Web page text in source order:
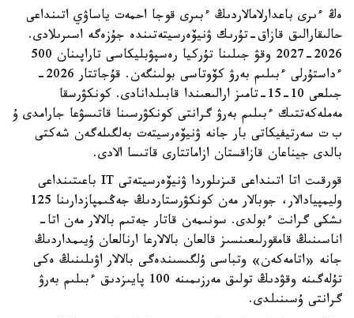
ەڭ ءىرى باعدارلامالاردىڭ ءبىرى قوجا احمەت ياساۋي اتىنداعى
حالىقارالىق قازاق-تۇرىك ۋنيۆەرسيتەتىندە جۇزەگە اسىرىلادى.
2026-2027 وقۋ جىلىنا تۇركيا رەسپۋبليكاسى تاراپىنان 500
ءداستۇرلى ءبىلىم بەرۋ كۆوتاسى بولىنگەن. قۇجاتتار 2026-
جىلعى 10-15-تامىز ارالىعىندا قابىلدانادى. كونكۋرسقا
مەملەكەتتىك ءبىلىم بەرۋ گرانتى كونكۋرسىنا قاتىسۋعا جارامدى ۇ
ب ت سەرتيفيكاتى بار جانە ۋنيۆەرسيتەت بەلگىلەگەن شەكتى
بالدى جيناعان قازاقستان ازاماتتارى قاتىسا الادى.
قورقىت اتا اتىنداعى قىزىلوردا ۋنيۆەرسيتەتى IT باعىتىنداعى
وليمپيادالار، جوبالار مەن كونكۋرستاردىڭ جەڭىمپازدارىنا 125
ىشكى گرانت ءبولدى. سونىمەن قاتار جەتىم بالالار مەن اتا-
اناسىنىڭ قامقورلىعىنسىز قالعان بالالارعا ارنالعان ۇيىمداردىڭ
جانە «اتامەكەن» وتباسى ۇلگىسىندەگى بالالار اۋىلىنىڭ ەكى
تۇلەگىنە وقۋدىڭ تولىق مەرزىمىنە 100 پايىزدىق ءبىلىم بەرۋ
گرانتى ۇسىنىلدى.